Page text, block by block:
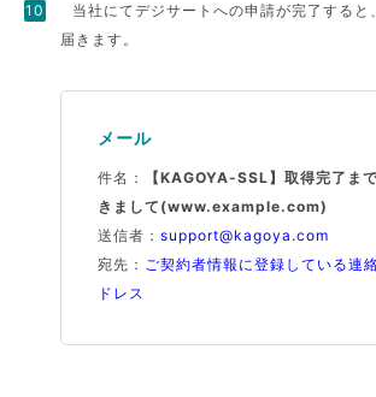
当社にてデジサートへの申請が完了すると
届きます。
メール
件名：
【KAGOYA-SSL】取得完了ま
きまして(www.example.com)
送信者：support@kagoya.com
宛先： ご契約者情報に登録している連
ドレス